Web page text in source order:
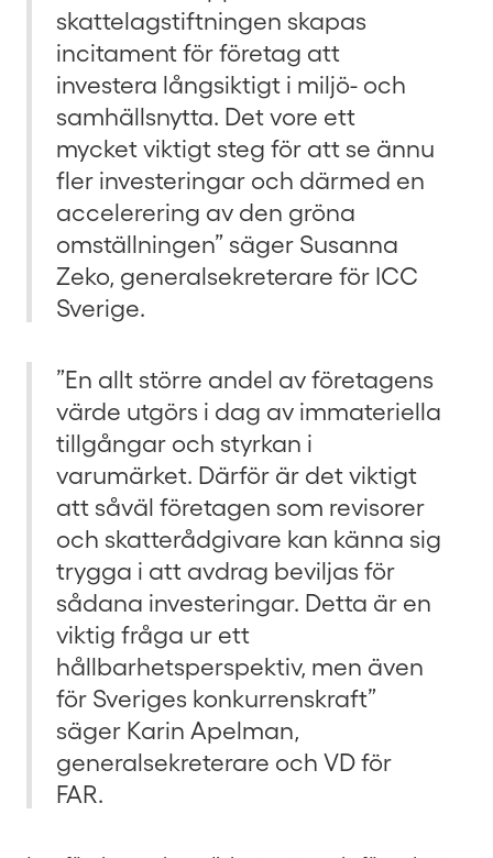
skattelagstiftningen skapas
incitament för företag att
investera långsiktigt i miljö- och
samhällsnytta. Det vore ett
mycket viktigt steg för att se ännu
fler investeringar och därmed en
accelerering av den gröna
omställningen” säger Susanna
Zeko, generalsekreterare för ICC
Sverige.
”En allt större andel av företagens
värde utgörs i dag av immateriella
tillgångar och styrkan i
varumärket. Därför är det viktigt
att såväl företagen som revisorer
och skatterådgivare kan känna sig
trygga i att avdrag beviljas för
sådana investeringar. Detta är en
viktig fråga ur ett
hållbarhetsperspektiv, men även
för Sveriges konkurrenskraft”
säger Karin Apelman,
generalsekreterare och VD för
FAR.